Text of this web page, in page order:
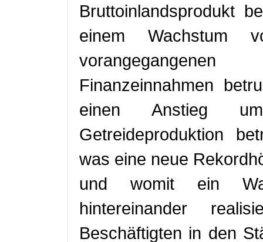
Bruttoinlandsprodukt
einem Wachstum
Finanzeinnahmen
einen Anstieg
Getreideproduktion
was eine neue
und womit ein
hintereinander
Beschäftigten in den